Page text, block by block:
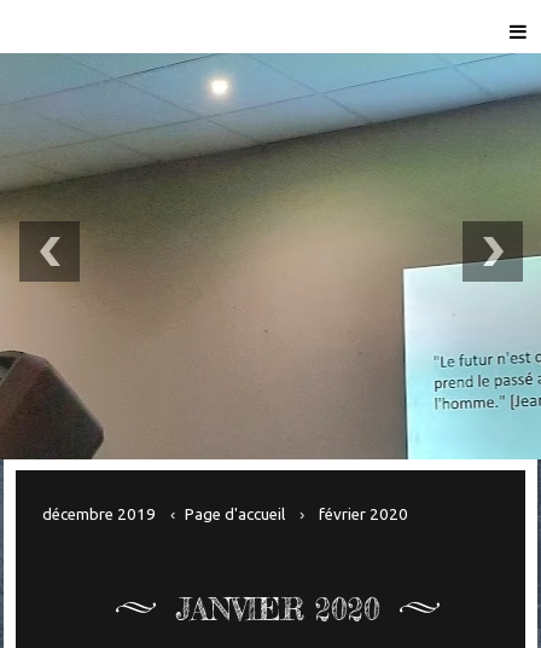
décembre 2019 Page d'accueil février 2020
JANVIER 2020